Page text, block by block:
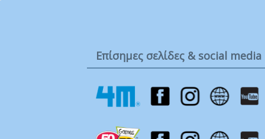
Επίσημες σελίδες & social media